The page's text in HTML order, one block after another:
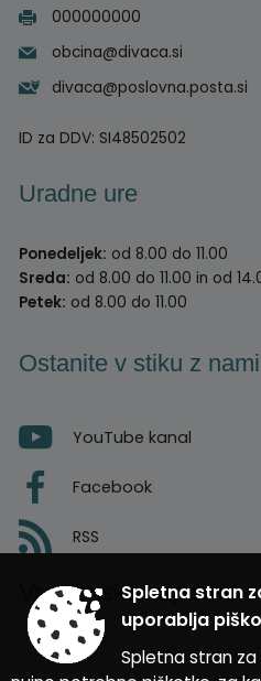
000000000
obcina@divaca.si
divaca@poslovna.posta.si
ID za DDV: SI48502502
Uradne ure
Ponedeljek: od 8.00 do 11.00
Sreda: od 8.00 do 11.00 in od
Petek: od 8.00 do 11.00
Ostanite v stiku z nami
YouTube kanal
Facebook
RSS
Vremenska napoved
Spletna stran
uporablja
Spletna stran